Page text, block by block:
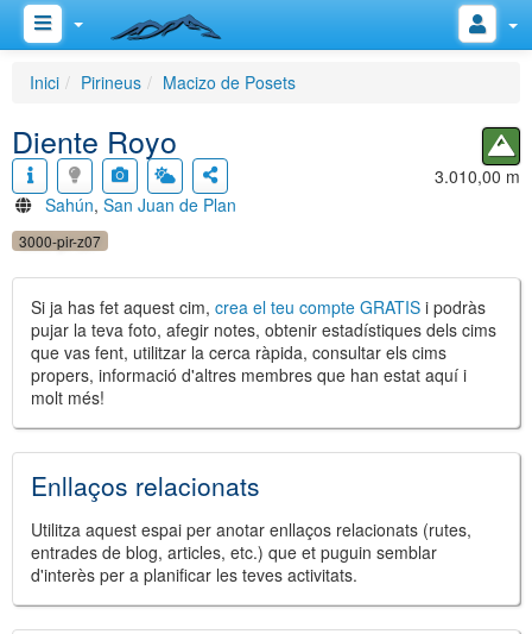
Inici Pirineus Macizo de Posets
Diente Royo
Sahún, San Juan de Plan
3.010,00 m
3000-pir-z07
Si ja has fet aquest cim, crea el teu compte GRATIS i podràs
pujar la teva foto, afegir notes, obtenir estadístiques dels cims
que vas fent, utilitzar la cerca ràpida, consultar els cims
propers, informació d'altres membres que han estat aquí i
molt més!
Enllaços relacionats
Utilitza aquest espai per anotar enllaços relacionats (rutes,
entrades de blog, articles, etc.) que et puguin semblar
d'interès per a planificar les teves activitats.